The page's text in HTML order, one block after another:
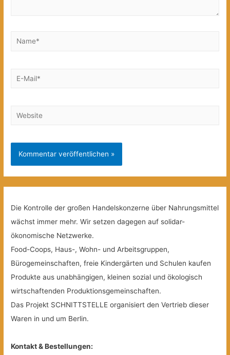
Name*
E-
Website
Die Kontrolle der großen Handelskonzerne über Nahrungsmittel
wächst immer mehr. Wir setzen dagegen auf solidar-
ökonomische Netzwerke.
Food-Coops, Haus-, Wohn- und Arbeitsgruppen,
Bürogemeinschaften, freie Kindergärten und Schulen kaufen
Produkte aus unabhängigen, kleinen sozial und ökologisch
wirtschaftenden Produktionsgemeinschaften.
Das Projekt SCHNITTSTELLE organisiert den Vertrieb dieser
Waren in und um Berlin.
Kontakt & Bestellungen: